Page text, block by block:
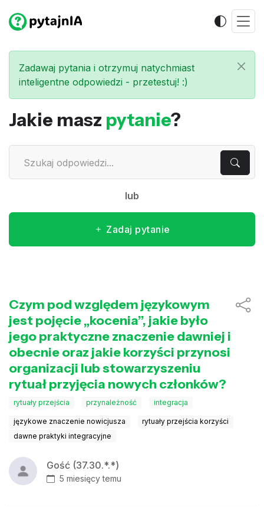
Zadawaj pytania i otrzymuj natychmiast
inteligentne odpowiedzi - przetestuj! :)
Jakie masz pytanie?
lub
Zadaj pytanie
Czym pod względem językowym
jest pojęcie „kocenia”, jakie było
jego praktyczne znaczenie dawniej i
obecnie oraz jakie korzyści przynosi
organizacji lub stowarzyszeniu
rytuał przyjęcia nowych członków?
rytuały przejścia przynależność integracja
językowe znaczenie nowicjusza
rytuały przejścia korzyści
dawne praktyki integracyjne
Gość (37.30.*.*)
5 miesięcy temu